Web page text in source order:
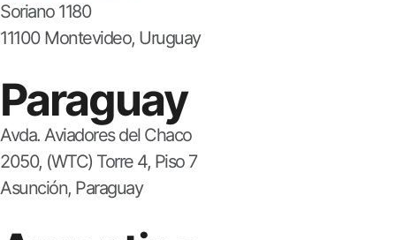
Soriano 1180
11100 Montevideo, Uruguay
Paraguay
Avda. Aviadores del Chaco
2050, (WTC) Torre 4, Piso 7
Asunción, Paraguay